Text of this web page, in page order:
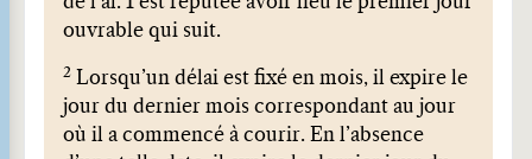
ouvrable qui suit.
2
Lorsqu’un délai est fixé en mois, il expire le
jour du dernier mois correspondant au jour
où il a commencé à courir. En l’absence